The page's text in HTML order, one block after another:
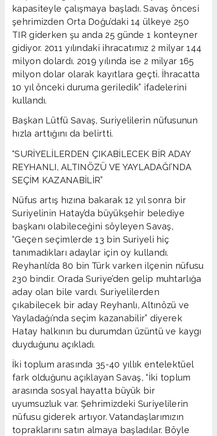
kapasiteyle çalışmaya başladı. Savaş öncesi
şehrimizden Orta Doğu’daki 14 ülkeye 250
TIR giderken şu anda 25 günde 1 konteyner
gidiyor. 2011 yılındaki ihracatımız 2 milyar 144
milyon dolardı. 2019 yılında ise 2 milyar 165
milyon dolar olarak kayıtlara geçti. İhracatta
10 yıl önceki duruma geriledik” ifadelerini
kullandı.
Başkan Lütfü Savaş, Suriyelilerin nüfusunun
hızla arttığını da belirtti.
“SURİYELİLERDEN ÇIKABİLECEK BİR ADAY
REYHANLI, ALTINÖZÜ VE YAYLADAĞI’NDA
SEÇİM KAZANABİLİR”
Nüfus artış hızına bakarak 12 yıl sonra bir
Suriyelinin Hatay’da büyükşehir belediye
başkanı olabileceğini söyleyen Savaş,
“Geçen seçimlerde 13 bin Suriyeli hiç
tanımadıkları adaylar için oy kullandı.
Reyhanlı’da 80 bin Türk varken ilçenin nüfusu
230 bindir. Orada Suriye’den gelip muhtarlığa
aday olan bile vardı. Suriyelilerden
çıkabilecek bir aday Reyhanlı, Altınözü ve
Yayladağı’nda seçim kazanabilir” diyerek
Hatay halkının bu durumdan üzüntü ve kaygı
duyduğunu açıkladı.
İki toplum arasında 35-40 yıllık entelektüel
fark olduğunu açıklayan Savaş, “İki toplum
arasında sosyal hayatta büyük bir
uyumsuzluk var. Şehrimizdeki Suriyelilerin
nüfusu giderek artıyor. Vatandaşlarımızın
topraklarını satın almaya başladılar. Böyle